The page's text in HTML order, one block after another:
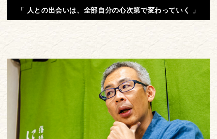
「 人との出会いは、全部自分の心次第で変わっていく 」